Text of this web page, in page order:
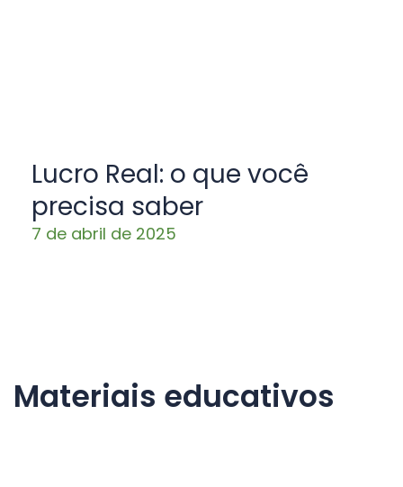
Lucro Real: o que você
precisa saber
7 de abril de 2025
Materiais educativos